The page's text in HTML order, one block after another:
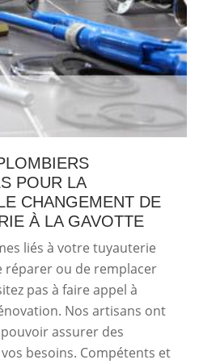
POUR LA
CHANGEMENT DE
À LA GAVOTTE
liés à votre tuyauterie
réparer ou de remplacer
pas à faire appel à
Nos artisans ont
assurer des
besoins. Compétents et